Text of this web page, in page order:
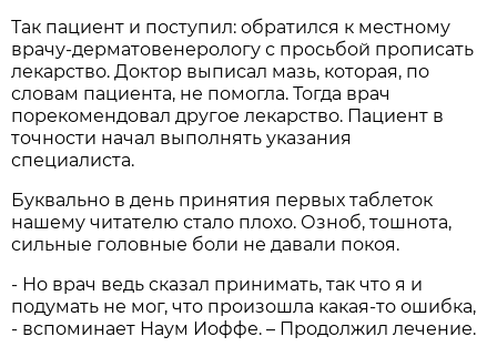
Так пациент и поступил: обратился к местному
врачу-дерматовенерологу с просьбой прописать
лекарство. Доктор выписал мазь, которая, по
словам пациента, не помогла. Тогда врач
порекомендовал другое лекарство. Пациент в
точности начал выполнять указания
специалиста.
Буквально в день принятия первых таблеток
нашему читателю стало плохо. Озноб, тошнота,
сильные головные боли не давали покоя.
- Но врач ведь сказал принимать, так что я и
подумать не мог, что произошла какая-то ошибка,
- вспоминает Наум Иоффе. – Продолжил лечение.